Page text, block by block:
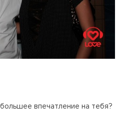
впечатление на тебя?